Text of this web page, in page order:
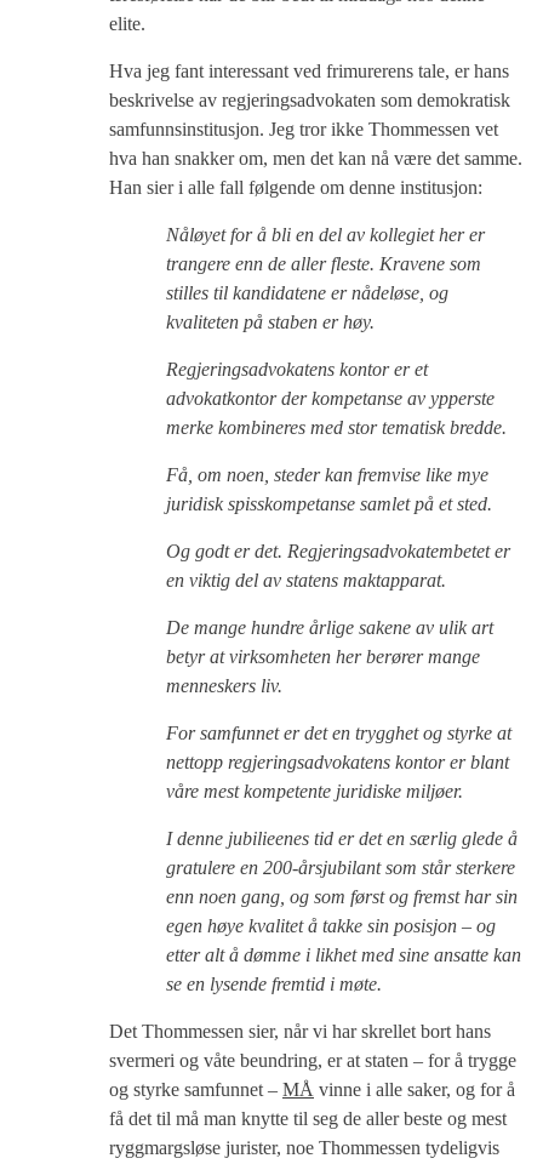
elite.
Hva jeg fant interessant ved frimurerens tale, er hans
beskrivelse av regjeringsadvokaten som demokratisk
samfunnsinstitusjon. Jeg tror ikke Thommessen vet
hva han snakker om, men det kan nå være det samme.
Han sier i alle fall følgende om denne institusjon:
Nåløyet for å bli en del av kollegiet her er
trangere enn de aller fleste. Kravene som
stilles til kandidatene er nådeløse, og
kvaliteten på staben er høy.
Regjeringsadvokatens kontor er et
advokatkontor der kompetanse av ypperste
merke kombineres med stor tematisk bredde.
Få, om noen, steder kan fremvise like mye
juridisk spisskompetanse samlet på et sted.
Og godt er det. Regjeringsadvokatembetet er
en viktig del av statens maktapparat.
De mange hundre årlige sakene av ulik art
betyr at virksomheten her berører mange
menneskers liv.
For samfunnet er det en trygghet og styrke at
nettopp regjeringsadvokatens kontor er blant
våre mest kompetente juridiske miljøer.
I denne jubilieenes tid er det en særlig glede å
gratulere en 200-årsjubilant som står sterkere
enn noen gang, og som først og fremst har sin
egen høye kvalitet å takke sin posisjon – og
etter alt å dømme i likhet med sine ansatte kan
se en lysende fremtid i møte.
Det Thommessen sier, når vi har skrellet bort hans
svermeri og våte beundring, er at staten – for å trygge
og styrke samfunnet – MÅ vinne i alle saker, og for å
få det til må man knytte til seg de aller beste og mest
ryggmargsløse jurister, noe Thommessen tydeligvis